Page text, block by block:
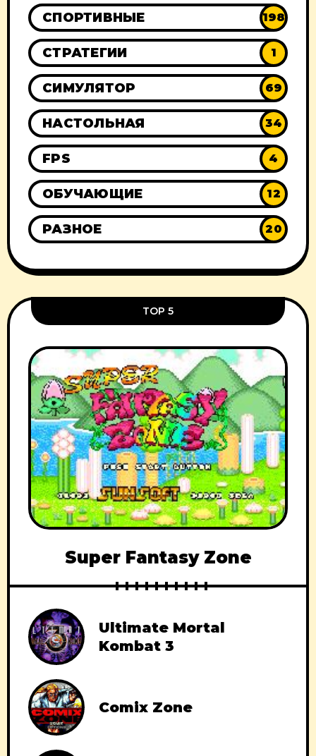
СПОРТИВНЫЕ 198
СТРАТЕГИИ 1
СИМУЛЯТОР 69
НАСТОЛЬНАЯ 34
FPS 4
ОБУЧАЮЩИЕ 12
РАЗНОЕ 20
TOP 5
Super Fantasy Zone
Ultimate Mortal
Kombat 3
Comix Zone